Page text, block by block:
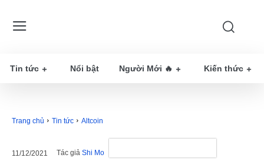
Tin tức Nổi bật Người Mới 🔥 Kiến thức
Trang chủ Tin tức Altcoin
11/12/2021 Tác giả Shi Mo